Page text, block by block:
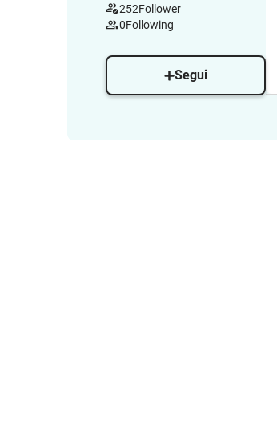
252Follower
0Following
Segui